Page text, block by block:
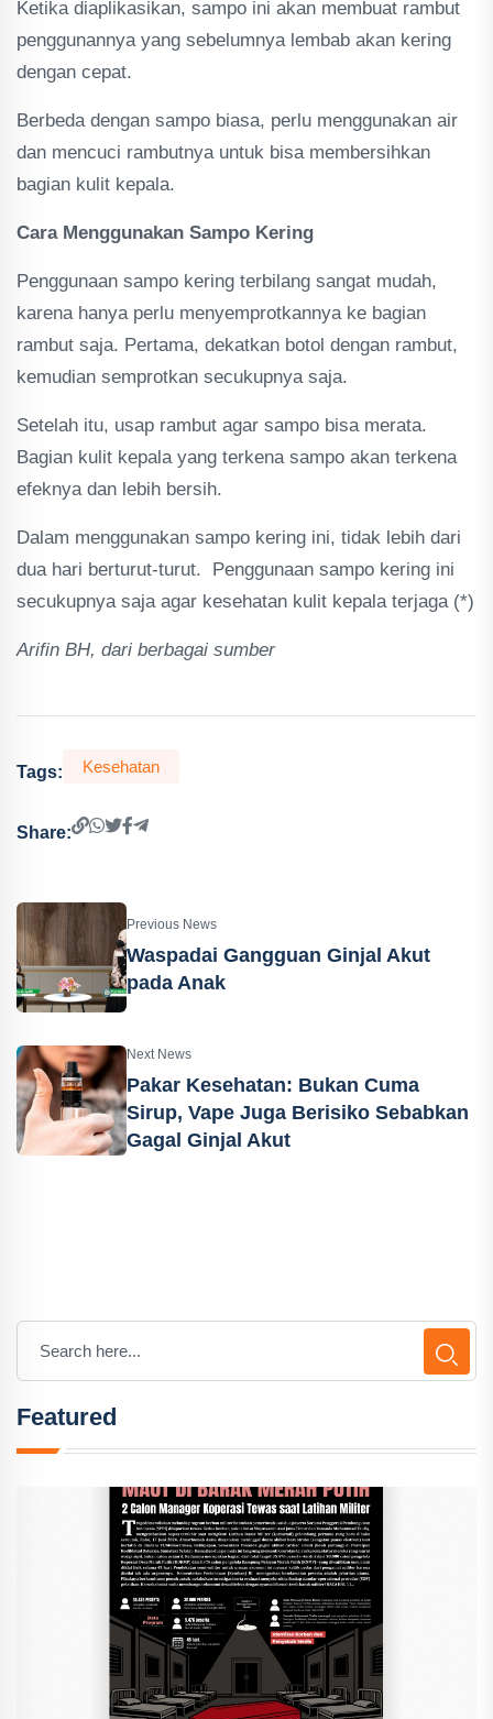
Ketika diaplikasikan, sampo ini akan membuat rambut
penggunannya yang sebelumnya lembab akan kering
dengan cepat.
Berbeda dengan sampo biasa, perlu menggunakan air
dan mencuci rambutnya untuk bisa membersihkan
bagian kulit kepala.
Cara Menggunakan Sampo Kering
Penggunaan sampo kering terbilang sangat mudah,
karena hanya perlu menyemprotkannya ke bagian
rambut saja. Pertama, dekatkan botol dengan rambut,
kemudian semprotkan secukupnya saja.
Setelah itu, usap rambut agar sampo bisa merata.
Bagian kulit kepala yang terkena sampo akan terkena
efeknya dan lebih bersih.
Dalam menggunakan sampo kering ini, tidak lebih dari
dua hari berturut-turut. Penggunaan sampo kering ini
secukupnya saja agar kesehatan kulit kepala terjaga (*)
Arifin BH, dari berbagai sumber
Tags: Kesehatan
Share:
Previous News
Waspadai Gangguan Ginjal Akut
pada Anak
Next News
Pakar Kesehatan: Bukan Cuma
Sirup, Vape Juga Berisiko Sebabkan
Gagal Ginjal Akut
Featured